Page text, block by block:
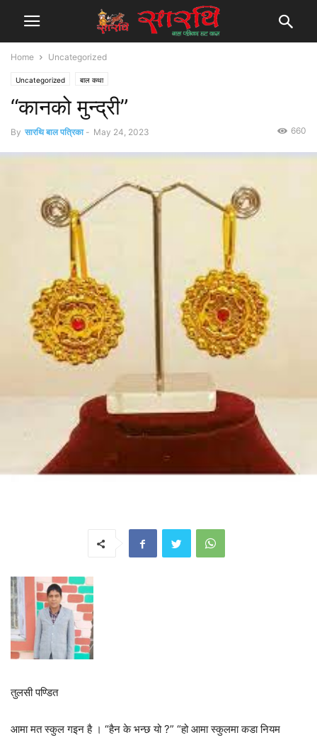
Home Uncategorized
Uncategorized बाल कथा
“कानको मुन्द्री”
By सारथि बाल पत्रिका - May 24, 2023 660
तुलसी पण्डित
आमा मत स्कुल गइन है । “हैन के भन्छ यो ?” “हो आमा स्कुलमा कडा नियम